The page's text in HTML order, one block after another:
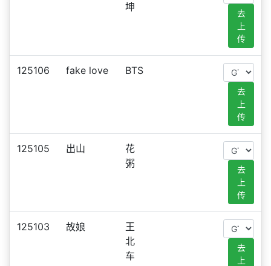
坤
去
上
传
125106 fake love BTS
去
上
传
125105 出山
花
粥
去
上
传
125103 故娘
王
北
车
去
上